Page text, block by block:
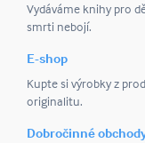
Vydáváme knihy pro
smrti nebojí.
E-shop
Kupte si výrobky z
originalitu.
Dobročinné